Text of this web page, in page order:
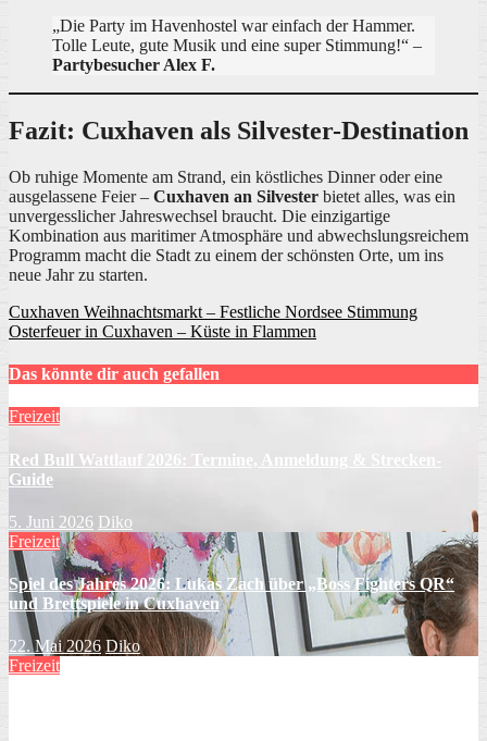
„Die Party im Havenhostel war einfach der Hammer.
Tolle Leute, gute Musik und eine super Stimmung!“ –
Partybesucher Alex F.
Fazit: Cuxhaven als Silvester-Destination
Ob ruhige Momente am Strand, ein köstliches Dinner oder eine
ausgelassene Feier – Cuxhaven an Silvester bietet alles, was ein
unvergesslicher Jahreswechsel braucht. Die einzigartige
Kombination aus maritimer Atmosphäre und abwechslungsreichem
Programm macht die Stadt zu einem der schönsten Orte, um ins
neue Jahr zu starten.
Beitragsnavigation
Cuxhaven Weihnachtsmarkt – Festliche Nordsee Stimmung
Osterfeuer in Cuxhaven – Küste in Flammen
Das könnte dir auch gefallen
Freizeit
Red Bull Wattlauf 2026: Termine, Anmeldung & Strecken-
Guide
5. Juni 2026 Diko
Freizeit
Spiel des Jahres 2026: Lukas Zach über „Boss Fighters QR“
und Brettspiele in Cuxhaven
22. Mai 2026 Diko
Freizeit